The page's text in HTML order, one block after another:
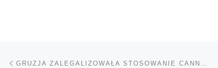
Nawigacja wpisu